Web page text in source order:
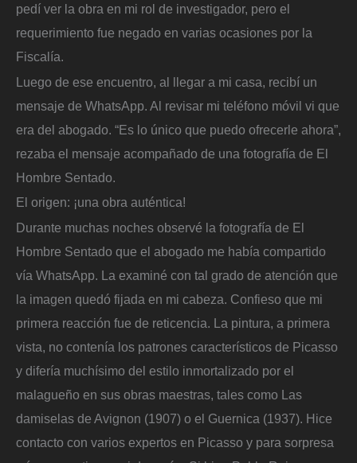
pedí ver la obra en mi rol de investigador, pero el
requerimiento fue negado en varias ocasiones por la
Fiscalía.
Luego de ese encuentro, al llegar a mi casa, recibí un
mensaje de WhatsApp. Al revisar mi teléfono móvil vi que
era del abogado. “Es lo único que puedo ofrecerle ahora”,
rezaba el mensaje acompañado de una fotografía de El
Hombre Sentado.
El origen: ¡una obra auténtica!
Durante muchas noches observé la fotografía de El
Hombre Sentado que el abogado me había compartido
vía WhatsApp. La examiné con tal grado de atención que
la imagen quedó fijada en mi cabeza. Confieso que mi
primera reacción fue de reticencia. La pintura, a primera
vista, no contenía los patrones característicos de Picasso
y difería muchísimo del estilo inmortalizado por el
malagueño en sus obras maestras, tales como Las
damiselas de Avignon (1907) o el Guernica (1937). Hice
contacto con varios expertos en Picasso y para sorpresa